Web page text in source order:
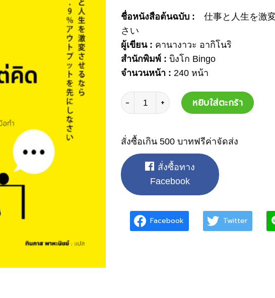
ชื่อหนังสือต้นฉบับ : 仕事と人生を激
さい
ผู้เขียน : คานางาวะ อากิโนริ
สำนักพิมพ์ : บิงโก Bingo
จำนวนหน้า : 240 หน้า
จำนวน หยิบใส่ตะกร้า
สั่งซื้อเกิน 500 บาทฟรีค่าจัดส่ง
สั่งซื้อทาง
Facebook
Facebook Twitter